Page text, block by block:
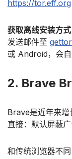
https://tor.eff.org
获取离线安装方式
发送邮件至
或 Android，会自
2. Brave
Brave是近年来增
直接：默认屏蔽
和传统浏览器不